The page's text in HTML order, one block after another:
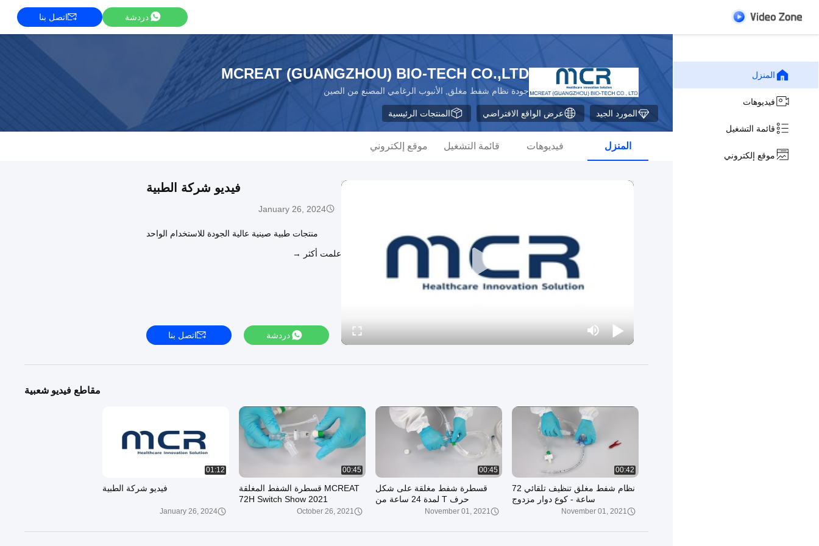
دردشة اتصل بنا
المنزل
فيديوهات
قائمة التشغيل
موقع إلكتروني
MCREAT (GUANGZHOU) BIO-TECH CO.,LTD
جودة نظام شفط مغلق, الأنبوب الرغامي المصنع من الصين
المورد الجيد عرض الواقع الافتراضي المنتجات الرئيسية
المنزل فيديوهات قائمة التشغيل موقع إلكتروني
فيديو شركة الطبية
January 26, 2024
منتجات طبية صينية عالية الجودة للاستخدام الواحد
علمت أكثر →
دردشة اتصل بنا
مقاطع فيديو شعبية
00:42
نظام شفط مغلق تنظيف تلقائي 72
ساعة - كوع دوار مزدوج
November 01, 2021
00:45
قسطرة شفط مغلقة على شكل
حرف T لمدة 24 ساعة من
November 01, 2021
00:45
MCREAT قسطرة الشفط المغلقة
72H Switch Show 2021
October 26, 2021
01:12
فيديو شركة الطبية
January 26, 2024